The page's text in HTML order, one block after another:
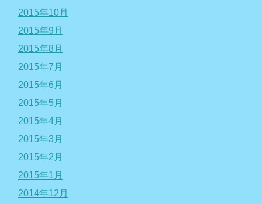
2015年10月
2015年9月
2015年8月
2015年7月
2015年6月
2015年5月
2015年4月
2015年3月
2015年2月
2015年1月
2014年12月